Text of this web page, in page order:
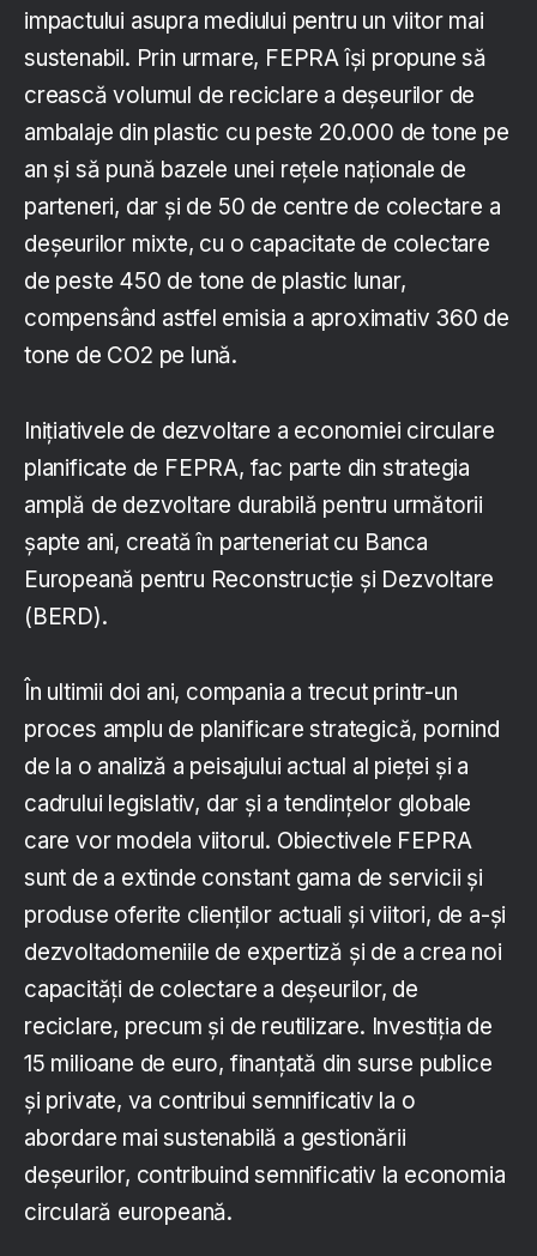
impactului asupra mediului pentru un viitor mai
sustenabil. Prin urmare, FEPRA își propune să
crească volumul de reciclare a deșeurilor de
ambalaje din plastic cu peste 20.000 de tone pe
an și să pună bazele unei rețele naționale de
parteneri, dar și de 50 de centre de colectare a
deșeurilor mixte, cu o capacitate de colectare
de peste 450 de tone de plastic lunar,
compensând astfel emisia a aproximativ 360 de
tone de CO2 pe lună.
Inițiativele de dezvoltare a economiei circulare
planificate de FEPRA, fac parte din strategia
amplă de dezvoltare durabilă pentru următorii
șapte ani, creată în parteneriat cu Banca
Europeană pentru Reconstrucție și Dezvoltare
(BERD).
În ultimii doi ani, compania a trecut printr-un
proces amplu de planificare strategică, pornind
de la o analiză a peisajului actual al pieței și a
cadrului legislativ, dar și a tendințelor globale
care vor modela viitorul. Obiectivele FEPRA
sunt de a extinde constant gama de servicii și
produse oferite clienților actuali și viitori, de a-și
dezvoltadomeniile de expertiză și de a crea noi
capacități de colectare a deșeurilor, de
reciclare, precum și de reutilizare. Investiția de
15 milioane de euro, finanțată din surse publice
și private, va contribui semnificativ la o
abordare mai sustenabilă a gestionării
deșeurilor, contribuind semnificativ la economia
circulară europeană.